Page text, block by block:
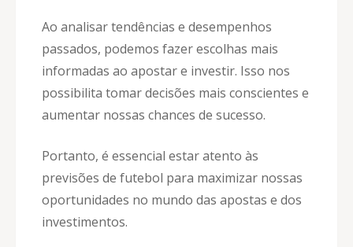
Ao analisar tendências e desempenhos
passados, podemos fazer escolhas mais
informadas ao apostar e investir. Isso nos
possibilita tomar decisões mais conscientes e
aumentar nossas chances de sucesso.
Portanto, é essencial estar atento às
previsões de futebol para maximizar nossas
oportunidades no mundo das apostas e dos
investimentos.